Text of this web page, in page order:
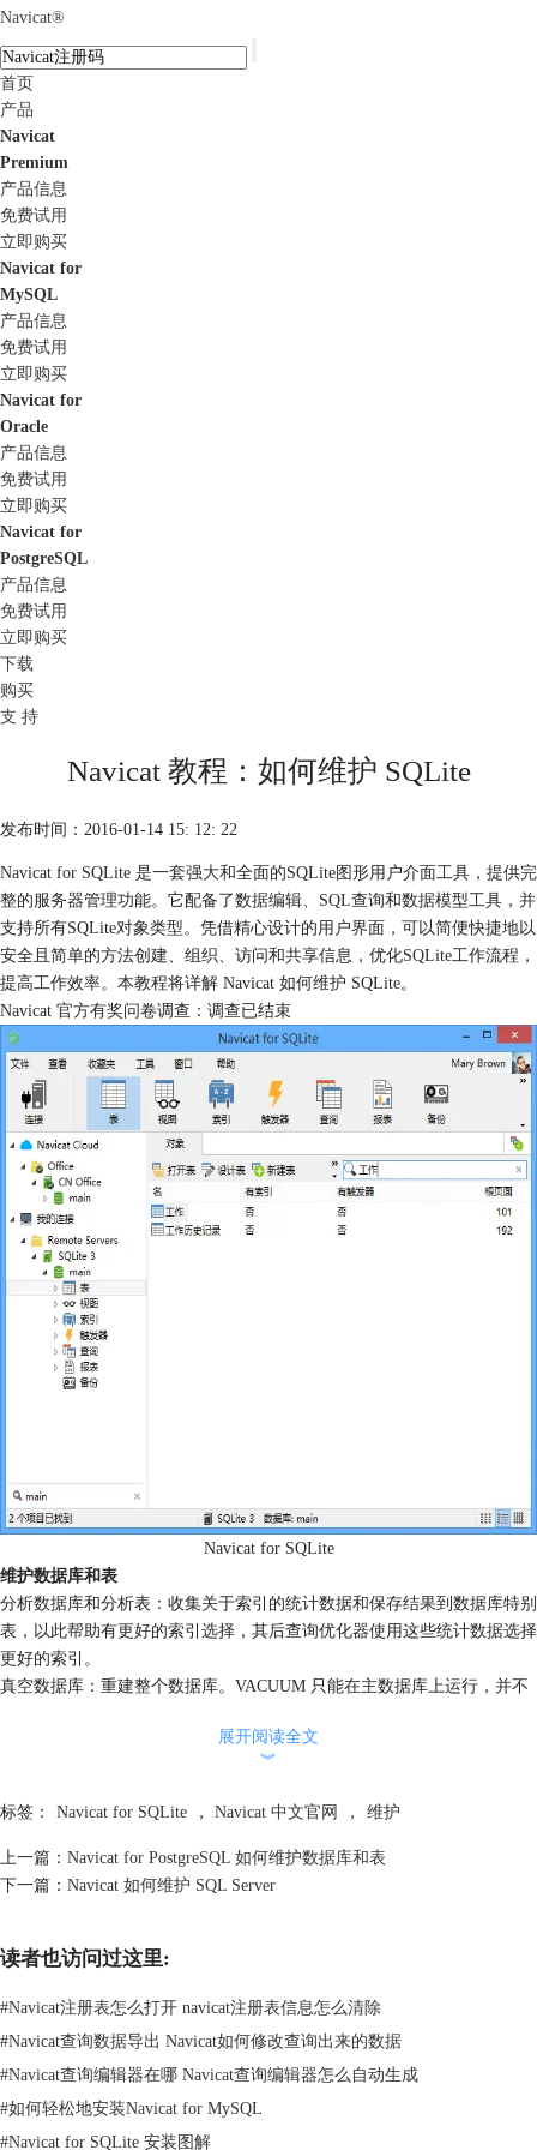
Navicat®
首页
产品
Navicat
Premium
产品信息
免费试用
立即购买
Navicat for
MySQL
产品信息
免费试用
立即购买
Navicat for
Oracle
产品信息
免费试用
立即购买
Navicat for
PostgreSQL
产品信息
免费试用
立即购买
下载
购买
支 持
Navicat 教程：如何维护 SQLite
发布时间：2016-01-14 15: 12: 22
Navicat for SQLite 是一套强大和全面的SQLite图形用户介面工具，提供完
整的服务器管理功能。它配备了数据编辑、SQL查询和数据模型工具，并
支持所有SQLite对象类型。凭借精心设计的用户界面，可以简便快捷地以
安全且简单的方法创建、组织、访问和共享信息，优化SQLite工作流程，
提高工作效率。本教程将详解 Navicat 如何维护 SQLite。
Navicat 官方有奖问卷调查：调查已结束
Navicat for SQLite
维护数据库和表
分析数据库和分析表：收集关于索引的统计数据和保存结果到数据库特别
表，以此帮助有更好的索引选择，其后查询优化器使用这些统计数据选择
更好的索引。
真空数据库：重建整个数据库。VACUUM 只能在主数据库上运行，并不
重建索引数据库和重建索引表：删除并重建在数据库或附加表的所有索
重建索引：删除及重新创建索引。当排序规则序列的定义已改变时，比较
有用。
关于 Navicat for SQLite 的更多相关教程，可参考
展开阅读全文
︾
标签： Navicat for SQLite ， Navicat 中文官网 ， 维护
上一篇： Navicat for PostgreSQL 如何维护数据库和表
下一篇： Navicat 如何维护 SQL Server
读者也访问过这里:
#Navicat注册表怎么打开 navicat注册表信息怎么清除
#Navicat查询数据导出 Navicat如何修改查询出来的数据
#Navicat查询编辑器在哪 Navicat查询编辑器怎么自动生成
#如何轻松地安装Navicat for MySQL
#Navicat for SQLite 安装图解